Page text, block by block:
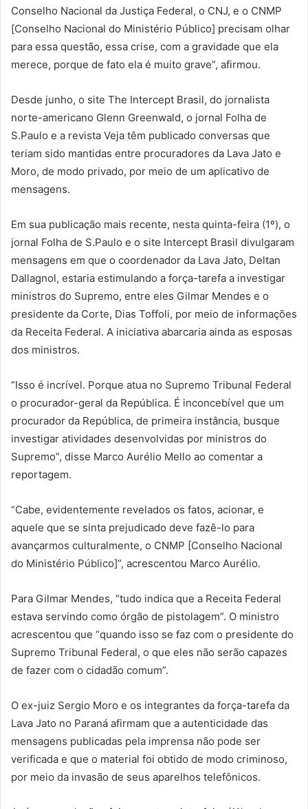
Conselho Nacional da Justiça Federal, o CNJ, e o CNMP
[Conselho Nacional do Ministério Público] precisam olhar
para essa questão, essa crise, com a gravidade que ela
merece, porque de fato ela é muito grave”, afirmou.
Desde junho, o site The Intercept Brasil, do jornalista
norte-americano Glenn Greenwald, o jornal Folha de
S.Paulo e a revista Veja têm publicado conversas que
teriam sido mantidas entre procuradores da Lava Jato e
Moro, de modo privado, por meio de um aplicativo de
mensagens.
Em sua publicação mais recente, nesta quinta-feira (1º), o
jornal Folha de S.Paulo e o site Intercept Brasil divulgaram
mensagens em que o coordenador da Lava Jato, Deltan
Dallagnol, estaria estimulando a força-tarefa a investigar
ministros do Supremo, entre eles Gilmar Mendes e o
presidente da Corte, Dias Toffoli, por meio de informações
da Receita Federal. A iniciativa abarcaria ainda as esposas
dos ministros.
“Isso é incrível. Porque atua no Supremo Tribunal Federal
o procurador-geral da República. É inconcebível que um
procurador da República, de primeira instância, busque
investigar atividades desenvolvidas por ministros do
Supremo”, disse Marco Aurélio Mello ao comentar a
reportagem.
“Cabe, evidentemente revelados os fatos, acionar, e
aquele que se sinta prejudicado deve fazê-lo para
avançarmos culturalmente, o CNMP [Conselho Nacional
do Ministério Público]”, acrescentou Marco Aurélio.
Para Gilmar Mendes, “tudo indica que a Receita Federal
estava servindo como órgão de pistolagem”. O ministro
acrescentou que “quando isso se faz com o presidente do
Supremo Tribunal Federal, o que eles não serão capazes
de fazer com o cidadão comum”.
O ex-juiz Sergio Moro e os integrantes da força-tarefa da
Lava Jato no Paraná afirmam que a autenticidade das
mensagens publicadas pela imprensa não pode ser
verificada e que o material foi obtido de modo criminoso,
por meio da invasão de seus aparelhos telefônicos.